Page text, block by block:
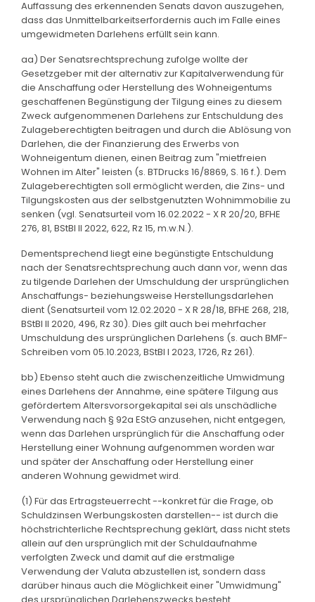
Auffassung des erkennenden Senats davon auszugehen,
dass das Unmittelbarkeitserfordernis auch im Falle eines
umgewidmeten Darlehens erfüllt sein kann.
aa) Der Senatsrechtsprechung zufolge wollte der
Gesetzgeber mit der alternativ zur Kapitalverwendung für
die Anschaffung oder Herstellung des Wohneigentums
geschaffenen Begünstigung der Tilgung eines zu diesem
Zweck aufgenommenen Darlehens zur Entschuldung des
Zulageberechtigten beitragen und durch die Ablösung von
Darlehen, die der Finanzierung des Erwerbs von
Wohneigentum dienen, einen Beitrag zum "mietfreien
Wohnen im Alter" leisten (s. BTDrucks 16/8869, S. 16 f.). Dem
Zulageberechtigten soll ermöglicht werden, die Zins- und
Tilgungskosten aus der selbstgenutzten Wohnimmobilie zu
senken (vgl. Senatsurteil vom 16.02.2022 - X R 20/20, BFHE
276, 81, BStBl II 2022, 622, Rz 15, m.w.N.).
Dementsprechend liegt eine begünstigte Entschuldung
nach der Senatsrechtsprechung auch dann vor, wenn das
zu tilgende Darlehen der Umschuldung der ursprünglichen
Anschaffungs- beziehungsweise Herstellungsdarlehen
dient (Senatsurteil vom 12.02.2020 - X R 28/18, BFHE 268, 218,
BStBl II 2020, 496, Rz 30). Dies gilt auch bei mehrfacher
Umschuldung des ursprünglichen Darlehens (s. auch BMF-
Schreiben vom 05.10.2023, BStBl I 2023, 1726, Rz 261).
bb) Ebenso steht auch die zwischenzeitliche Umwidmung
eines Darlehens der Annahme, eine spätere Tilgung aus
gefördertem Altersvorsorgekapital sei als unschädliche
Verwendung nach § 92a EStG anzusehen, nicht entgegen,
wenn das Darlehen ursprünglich für die Anschaffung oder
Herstellung einer Wohnung aufgenommen worden war
und später der Anschaffung oder Herstellung einer
anderen Wohnung gewidmet wird.
(1) Für das Ertragsteuerrecht --konkret für die Frage, ob
Schuldzinsen Werbungskosten darstellen-- ist durch die
höchstrichterliche Rechtsprechung geklärt, dass nicht stets
allein auf den ursprünglich mit der Schuldaufnahme
verfolgten Zweck und damit auf die erstmalige
Verwendung der Valuta abzustellen ist, sondern dass
darüber hinaus auch die Möglichkeit einer "Umwidmung"